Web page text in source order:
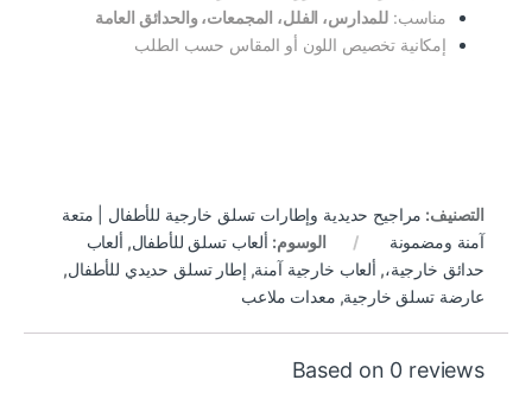
مناسب:للمدارس، الفلل، المجمعات، والحدائق العامة
إمكانية تخصيص اللون أو المقاس حسب الطلب
التصنيف: مراجيح حديدية وإطارات تسلق خارجية للأطفال | متعة
آمنة ومضمونة
الوسوم: ألعاب تسلق للأطفال, ألعاب
حدائق خارجية،, ألعاب خارجية آمنة, إطار تسلق حديدي للأطفال,
عارضة تسلق خارجية, معدات ملاعب
Based on 0 reviews